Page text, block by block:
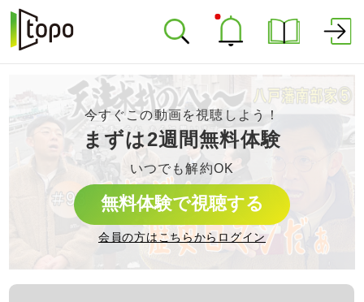
今すぐこの動画を視聴しよう！
まずは2週間無料体験
いつでも解約OK
無料体験で視聴する
会員の方はこちらからログイン